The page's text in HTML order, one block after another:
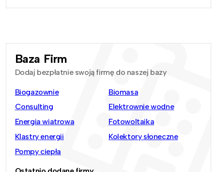
Baza Firm
Dodaj bezpłatnie swoją firmę do naszej bazy
Biogazownie
Biomasa
Consulting
Elektrownie wodne
Energia wiatrowa
Fotowoltaika
Klastry energii
Kolektory słoneczne
Pompy ciepła